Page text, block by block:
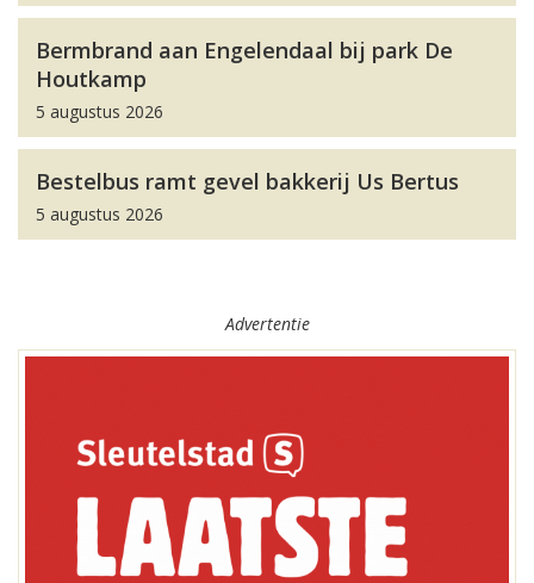
Bermbrand aan Engelendaal bij park De
Houtkamp
5 augustus 2026
Bestelbus ramt gevel bakkerij Us Bertus
5 augustus 2026
Advertentie